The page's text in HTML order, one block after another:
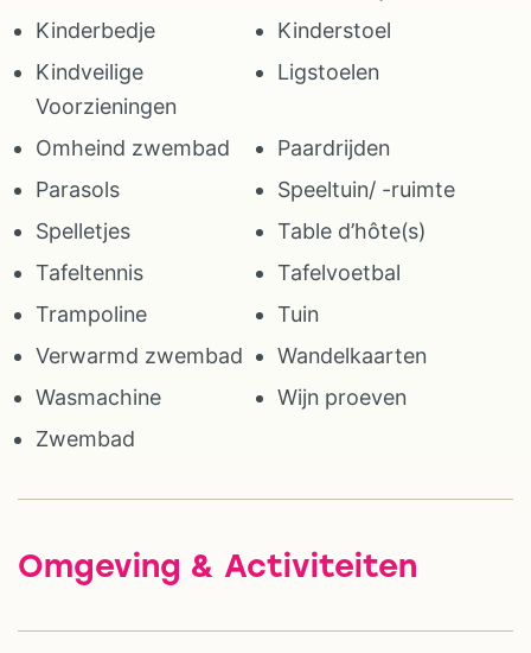
Kinderbedje
Kinderstoel
Kindveilige
Voorzieningen
Ligstoelen
Omheind zwembad
Paardrijden
Parasols
Speeltuin/ -ruimte
Spelletjes
Table d’hôte(s)
Tafeltennis
Tafelvoetbal
Trampoline
Tuin
Verwarmd zwembad
Wandelkaarten
Wasmachine
Wijn proeven
Zwembad
Omgeving & Activiteiten